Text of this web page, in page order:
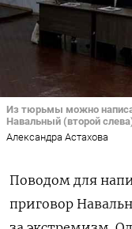
Из тюрьмы можно
Навальный (второй
Александра Астахова
Поводом для
приговор